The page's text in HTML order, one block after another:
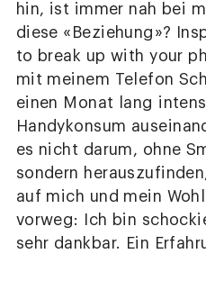
hin, ist immer nah bei
diese «Beziehung»?
to break up with your
mit meinem Telefon
einen Monat lang
Handykonsum
es nicht darum, ohne
sondern
auf mich und mein
vorweg: Ich bin
sehr dankbar. Ein